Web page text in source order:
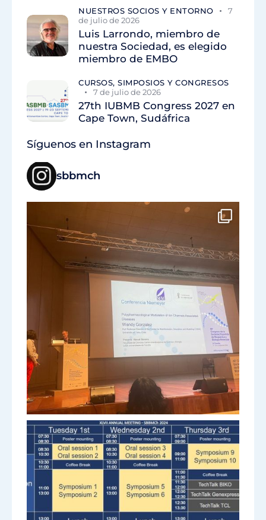
NUESTROS SOCIOS Y ENTORNO
7
de julio de 2026
Luis Larrondo, miembro de
nuestra Sociedad, es elegido
miembro de EMBO
CURSOS, SIMPOSIOS Y CONGRESOS
7 de julio de 2026
27th IUBMB Congress 2027 en
Cape Town, Sudáfrica
Síguenos en Instagram
sbbmch